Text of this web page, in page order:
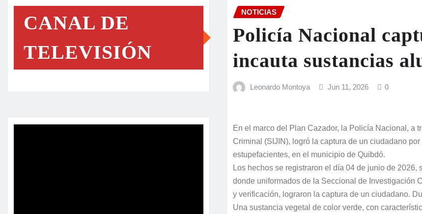
CANAL DE
TELEVISIÓN
NOTICIAS
Policía Nacional
incauta sustancias
Leonardo Montoya Jun 11, 2026 0
En el marco del Plan Cazador, la Policía Nacional, a
Criminal (SIJIN), logró la captura de un ciudadano
estupefacientes, en el municipio de Quibdó.
Los hechos se registraron el día 04 de junio de
donde uniformados de la Seccional de Investigación
y verificación, lograron la captura de un ciudadano.
Una sustancia vegetal de color verde, con